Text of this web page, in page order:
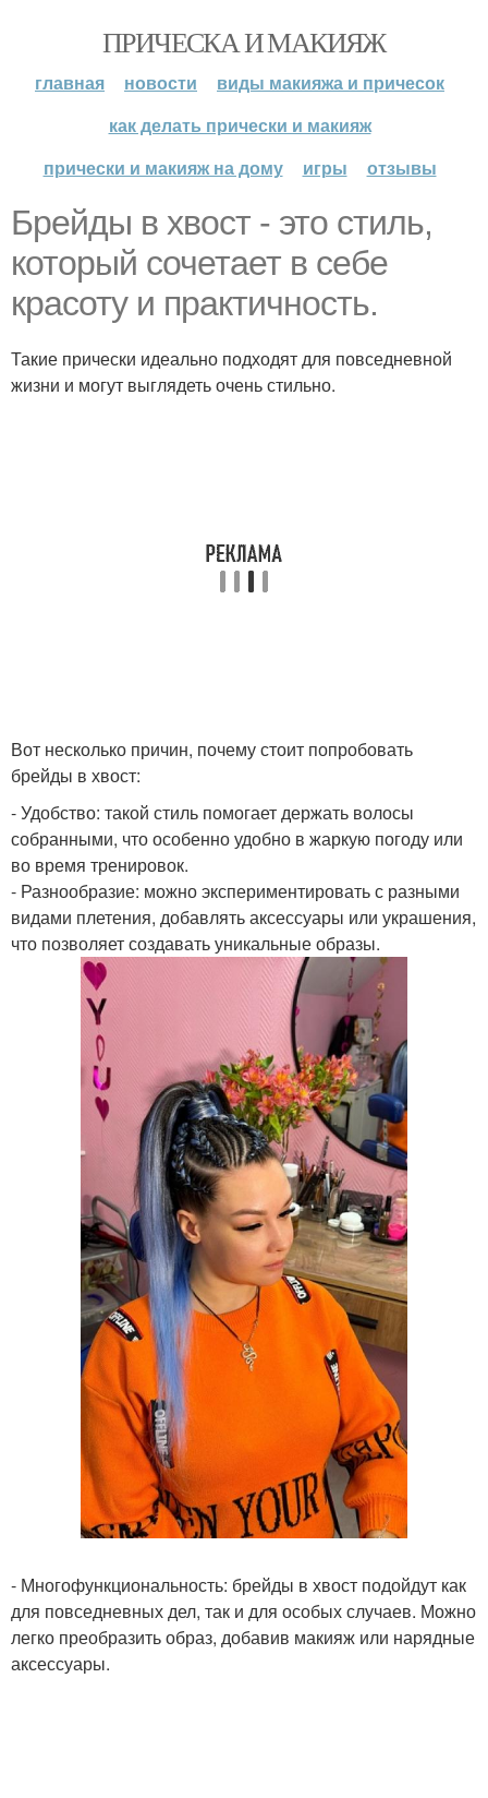
ПРИЧЕСКА И МАКИЯЖ
главная новости
виды макияжа и причесок
как делать прически и макияж
прически и макияж на дому
игры отзывы
Брейды в хвост - это стиль,
который сочетает в себе
красоту и практичность.
Такие прически идеально подходят для повседневной
жизни и могут выглядеть очень стильно.
Вот несколько причин, почему стоит попробовать
брейды в хвост:
- Удобство: такой стиль помогает держать волосы
собранными, что особенно удобно в жаркую погоду или
во время тренировок.
- Разнообразие: можно экспериментировать с разными
видами плетения, добавлять аксессуары или украшения,
что позволяет создавать уникальные образы.
- Многофункциональность: брейды в хвост подойдут как
для повседневных дел, так и для особых случаев. Можно
легко преобразить образ, добавив макияж или нарядные
аксессуары.